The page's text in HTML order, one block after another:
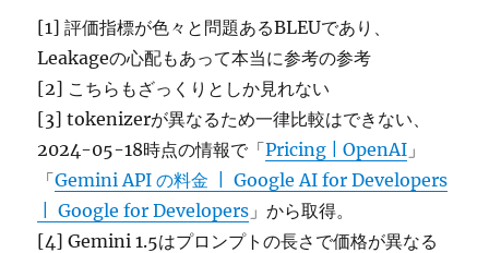
[1] 評価指標が色々と問題あるBLEUであり、
Leakageの心配もあって本当に参考の参考
[2] こちらもざっくりとしか見れない
[3] tokenizerが異なるため一律比較はできない、
2024-05-18時点の情報で「Pricing | OpenAI 」
「Gemini API の料金 | Google AI for Developers
| Google for Developers 」から取得。
[4] Gemini 1.5はプロンプトの長さで価格が異なる